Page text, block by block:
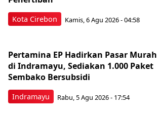
Kota Cirebon Kamis, 6 Agu 2026 - 04:58
Indramayu
Pertamina EP Hadirkan Pasar Murah
di Indramayu, Sediakan 1.000 Paket
Sembako Bersubsidi
Rabu, 5 Agu 2026 - 17:54